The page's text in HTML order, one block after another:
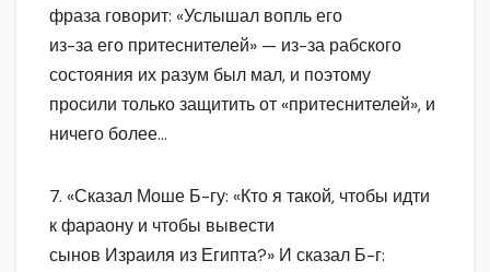
фраза говорит: «Услышал вопль его
из-за его притеснителей» — из-за рабского
состояния их разум был мал, и поэтому
просили только защитить от «притеснителей», и
ничего более…
7. «Сказал Моше Б-гу: «Кто я такой, чтобы идти
к фараону и чтобы вывести
сынов Израиля из Египта?» И сказал Б-г: